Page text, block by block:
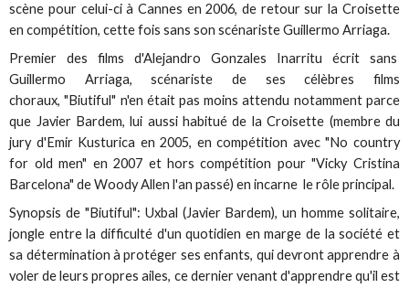
scène pour celui-ci à Cannes en 2006, de retour sur la Croisette
en compétition, cette fois sans son scénariste Guillermo Arriaga.
Premier des films d'Alejandro Gonzales Inarritu écrit sans
Guillermo Arriaga, scénariste de ses célèbres films
choraux, "Biutiful" n'en était pas moins attendu notamment parce
que Javier Bardem, lui aussi habitué de la Croisette (membre du
jury d'Emir Kusturica en 2005, en compétition avec "No country
for old men" en 2007 et hors compétition pour "Vicky Cristina
Barcelona" de Woody Allen l'an passé) en incarne le rôle principal.
Synopsis de "Biutiful": Uxbal (Javier Bardem), un homme solitaire,
jongle entre la difficulté d'un quotidien en marge de la société et
sa détermination à protéger ses enfants, qui devront apprendre à
voler de leurs propres ailes, ce dernier venant d'apprendre qu'il est